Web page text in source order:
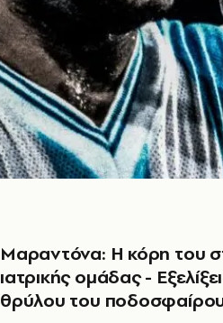
Μαραντόνα: Η κόρη του
ιατρικής ομάδας -
θρύλου του